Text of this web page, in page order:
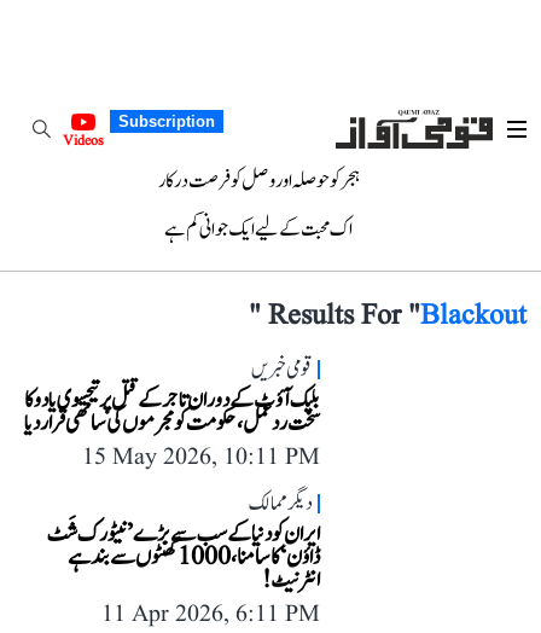
Subscription
Videos
ہجر کو حوصلہ اور وصل کو فرصت درکار
اک محبت کے لیے ایک جوانی کم ہے
Results For "Blackout
"
قومی خبریں
بلیک آؤٹ کے دوران تاجر کے قتل پر تیجسوی یادو کا
سخت ردعمل، حکومت کو مجرموں کی ساتھی قرار دیا
15 May 2026, 10:11 PM
دیگر ممالک
ایران کو دنیا کے سب سے بڑے ’نیٹورک شَٹ
ڈاؤن‘ کا سامنا، 1000 گھنٹوں سے بند ہے
انٹرنیٹ!
11 Apr 2026, 6:11 PM